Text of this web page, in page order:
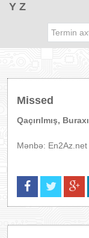
Y Z
Missed
Qaçırılmış,
Mənbə: En2Az.net